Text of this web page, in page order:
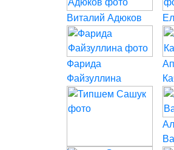
Виталий Адюков
Фарида
Файзуллина